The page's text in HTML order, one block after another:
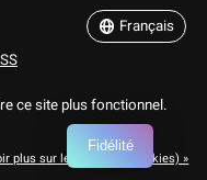
Français
ce site plus fonctionnel.
plus sur les témoins (cookies) »
Fidélité